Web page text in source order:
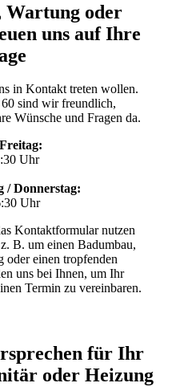
Wartung oder
uns auf Ihre
in Kontakt treten wollen.
sind wir freundlich,
Wünsche und Fragen da.
Uhr
/ Donnerstag:
Uhr
Kontaktformular nutzen
B. um einen Badumbau,
oder einen tropfenden
uns bei Ihnen, um Ihr
Termin zu vereinbaren.
für Ihr
oder Heizung